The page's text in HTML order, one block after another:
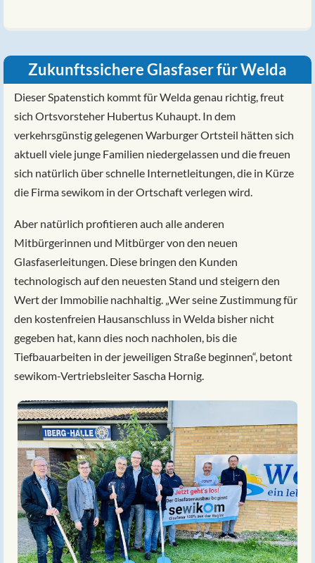
Zukunftssichere Glasfaser für Welda
Dieser Spatenstich kommt für Welda genau richtig, freut
sich Ortsvorsteher Hubertus Kuhaupt. In dem
verkehrsgünstig gelegenen Warburger Ortsteil hätten sich
aktuell viele junge Familien niedergelassen und die freuen
sich natürlich über schnelle Internetleitungen, die in Kürze
die Firma sewikom in der Ortschaft verlegen wird.
Aber natürlich profitieren auch alle anderen
Mitbürgerinnen und Mitbürger von den neuen
Glasfaserleitungen. Diese bringen den Kunden
technologisch auf den neuesten Stand und steigern den
Wert der Immobilie nachhaltig. „Wer seine Zustimmung für
den kostenfreien Hausanschluss in Welda bisher nicht
gegeben hat, kann dies noch nachholen, bis die
Tiefbauarbeiten in der jeweiligen Straße beginnen“, betont
sewikom-Vertriebsleiter Sascha Hornig.